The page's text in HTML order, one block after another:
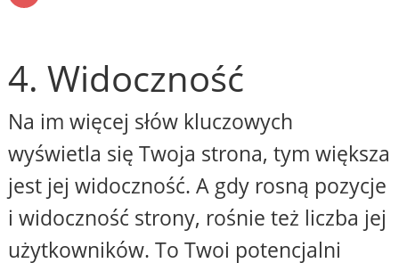
4. Widoczność
Na im więcej słów kluczowych
wyświetla się Twoja strona, tym większa
jest jej widoczność. A gdy rosną pozycje
i widoczność strony, rośnie też liczba jej
użytkowników. To Twoi potencjalni